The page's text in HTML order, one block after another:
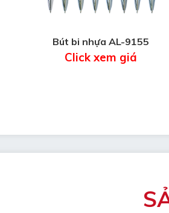
Bút bi nhựa AL-9155
Click xem giá